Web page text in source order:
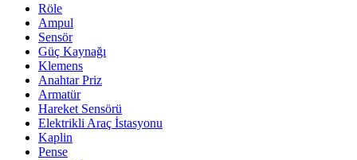
Röle
Ampul
Sensör
Güç Kaynağı
Klemens
Anahtar Priz
Armatür
Hareket Sensörü
Elektrikli Araç İstasyonu
Kaplin
Pense